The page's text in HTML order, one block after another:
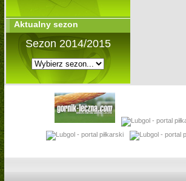
Aktualny sezon
Sezon 2014/2015